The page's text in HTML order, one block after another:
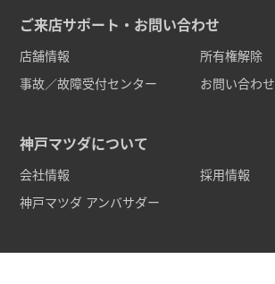
ご来店サポート・お問い合わせ
店舗情報
所有権解除
事故／故障受付センター
お問い合わせ
神戸マツダについて
会社情報
採用情報
神戸マツダ アンバサダー